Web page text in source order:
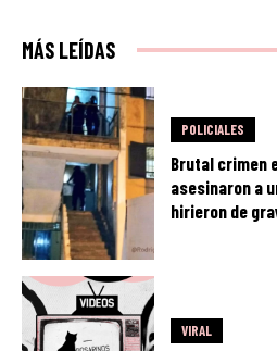
MÁS LEÍDAS
POLICIALES
Brutal crimen
asesinaron a
hirieron de
VIRAL